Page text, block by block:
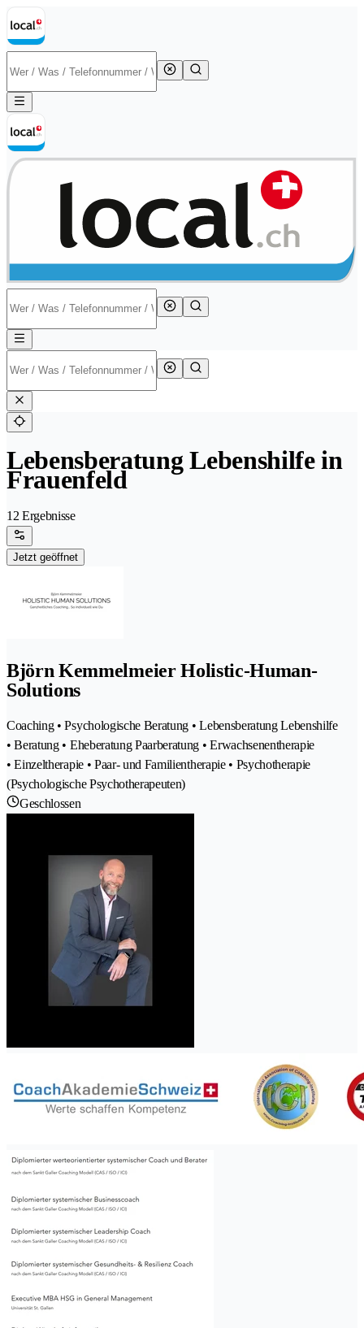
Lebensberatung Lebenshilfe in
Frauenfeld
12 Ergebnisse
Jetzt geöffnet
Björn Kemmelmeier Holistic-Human-
Solutions
Coaching • Psychologische Beratung • Lebensberatung Lebenshilfe
• Beratung • Eheberatung Paarberatung • Erwachsenentherapie
• Einzeltherapie • Paar- und Familientherapie • Psychotherapie
(Psychologische Psychotherapeuten)
Geschlossen